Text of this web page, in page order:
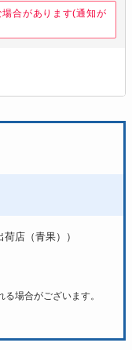
合があります(通知が
店（青果））
場合がございます。